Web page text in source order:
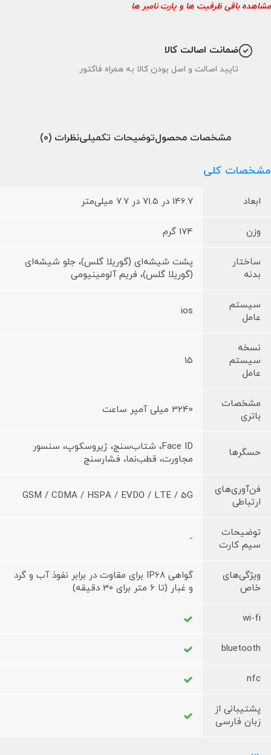
مشاهده باقی ظرفیت ها و پارت نامبر ها
ضمانت اصالت کالا
تایید اصالت و اصل بودن کالا به همراه فاکتور.
مشخصات محصولتوضیحات تکمیلینظرات (0)
مشخصات کلی
ابعاد 146.7 در 71.5 در 7.7 میلی‌متر
وزن 174 گرم
ساختار
بدنه
پشت شیشه‌ای (گوریلا گلس)، جلو شیشه‌ای
(گوریلا گلس)، فریم آلومینیومی
سیستم
عامل
ios
نسخه
سیستم
عامل
15
مشخصات
باتری
3240 میلی آمپر ساعت
حسگرها
Face ID، شتاب‌سنج، ژیروسکوپ، سنسور
مجاورت، قطب‌نما، فشارسنج
فن‌آوری‌های
ارتباطی
GSM / CDMA / HSPA / EVDO / LTE / 5G
توضیحات
سیم کارت
-
ویژگی‌های
خاص
گواهی IP68 برای مقاوت در برابر نفوذ آب و گرد
و غبار (تا 6 متر برای 30 دقیقه)
wi-fi
bluetooth
nfc
پشتیبانی از
زبان فارسی